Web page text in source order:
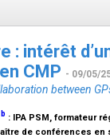
: intérêt
CMP - 09/05/
between
b : IPA PSM, formateur
de conférences en